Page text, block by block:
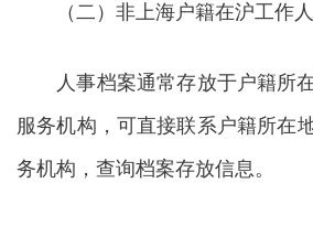
（二）非上海户籍在沪工作
人事档案通常存放于户籍所
服务机构，可直接联系户籍所在
务机构，查询档案存放信息。